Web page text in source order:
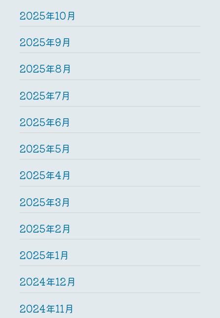
2025年10月
2025年9月
2025年8月
2025年7月
2025年6月
2025年5月
2025年4月
2025年3月
2025年2月
2025年1月
2024年12月
2024年11月